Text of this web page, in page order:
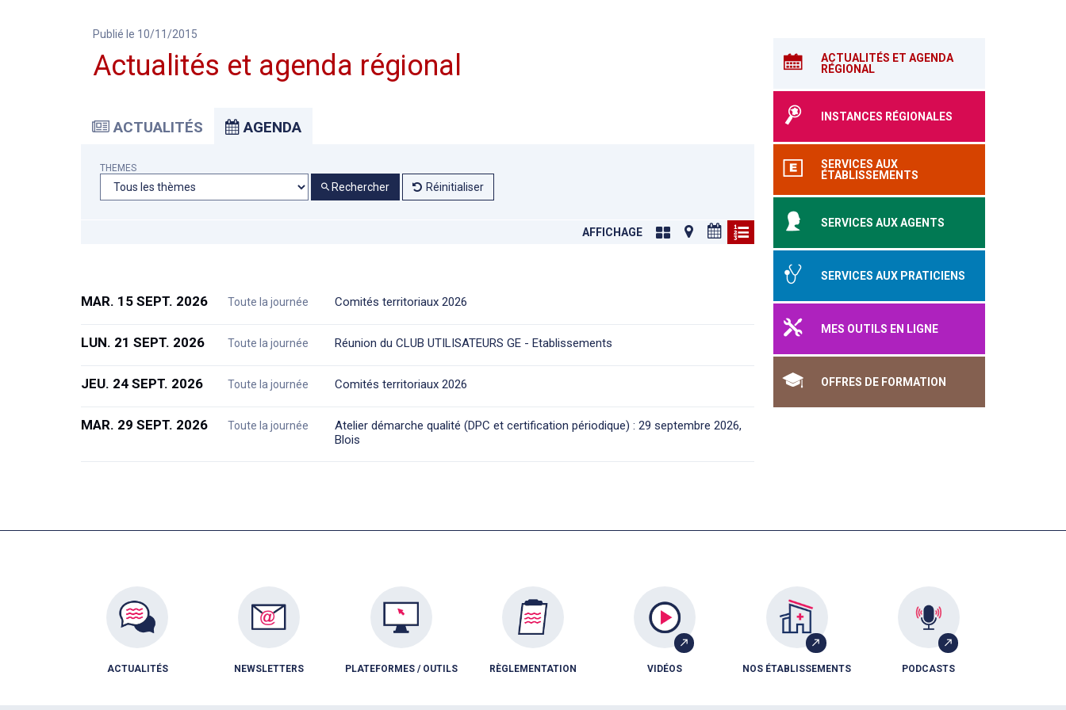
ACTUALITÉS ET AGENDA
RÉGIONAL
INSTANCES RÉGIONALES
SERVICES AUX
ÉTABLISSEMENTS
SERVICES AUX AGENTS
SERVICES AUX PRATICIENS
MES OUTILS EN LIGNE
OFFRES DE FORMATION
Publié le 10/11/2015
Actualités et agenda régional
ACTUALITÉS AGENDA
THEMES
Rechercher Réinitialiser
AFFICHAGE
MAR. 15 SEPT. 2026 Toute la journée Comités territoriaux 2026
LUN. 21 SEPT. 2026 Toute la journée Réunion du CLUB UTILISATEURS GE - Etablissements
JEU. 24 SEPT. 2026 Toute la journée Comités territoriaux 2026
MAR. 29 SEPT. 2026 Toute la journée
Atelier démarche qualité (DPC et certification périodique) : 29 septembre 2026,
Blois
ACTUALITÉS NEWSLETTERS PLATEFORMES / OUTILS RÈGLEMENTATION VIDÉOS NOS ÉTABLISSEMENTS PODCASTS